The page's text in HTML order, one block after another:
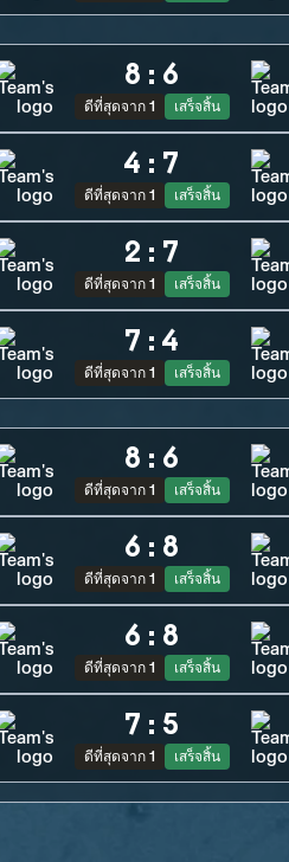
8 : 6
ดีที่สุดจาก 1 เสร็จสิ้น
4 : 7
ดีที่สุดจาก 1 เสร็จสิ้น
2 : 7
ดีที่สุดจาก 1 เสร็จสิ้น
7 : 4
ดีที่สุดจาก 1 เสร็จสิ้น
8 : 6
ดีที่สุดจาก 1 เสร็จสิ้น
6 : 8
ดีที่สุดจาก 1 เสร็จสิ้น
6 : 8
ดีที่สุดจาก 1 เสร็จสิ้น
7 : 5
ดีที่สุดจาก 1 เสร็จสิ้น